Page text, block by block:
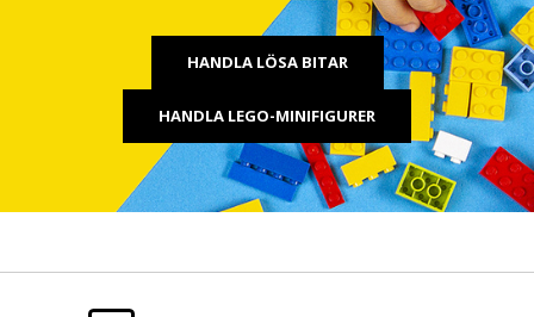
HANDLA LÖSA BITAR
HANDLA LEGO-MINIFIGURER